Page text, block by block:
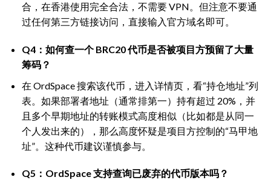
合，在香港使用完全合法，不需要 VPN。但注意不要通
过任何第三方链接访问，直接输入官方域名即可。
Q4：如何查一个 BRC20 代币是否被项目方预留了大量
筹码？
在 OrdSpace 搜索该代币，进入详情页，看“持仓地址”列
表。如果部署者地址（通常排第一）持有超过 20%，并
且多个早期地址的转账模式高度相似（比如都是从同一
个人发出来的），那么高度怀疑是项目方控制的“马甲地
址”。这种代币建议谨慎参与。
Q5：OrdSpace 支持查询已废弃的代币版本吗？